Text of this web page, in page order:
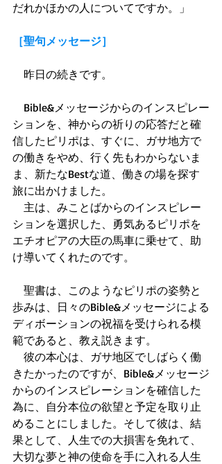
だれかほかの人についてですか。」
［聖句メッセージ］
昨日の続きです。
Bible&メッセージからのインスピレー
ションを、神からの祈りの応答だと確
信したピリポは、すぐに、ガサ地方で
の働きをやめ、行く先もわからないま
ま、新たなBestな道、働きの場を探す
旅に出かけました。
主は、みことばからのインスピレー
ションを選択した、勇気あるピリポを
エチオピアの大臣の馬車に乗せて、助
け導いてくれたのです。
聖書は、このようなピリポの姿勢と
歩みは、日々のBible&メッセージによる
ディボーションの祝福を受けられる模
範であると、教え説きます。
彼の本心は、ガサ地区でしばらく働
きたかったのですが、Bible&メッセージ
からのインスピレーションを確信した
為に、自分本位の欲望と予定を取り止
めることにしました。そして彼は、結
果として、人生での大損害を免れて、
大切な夢と神の使命を手に入れる人生